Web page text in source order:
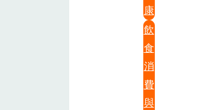
康
飲
食
消
費
與